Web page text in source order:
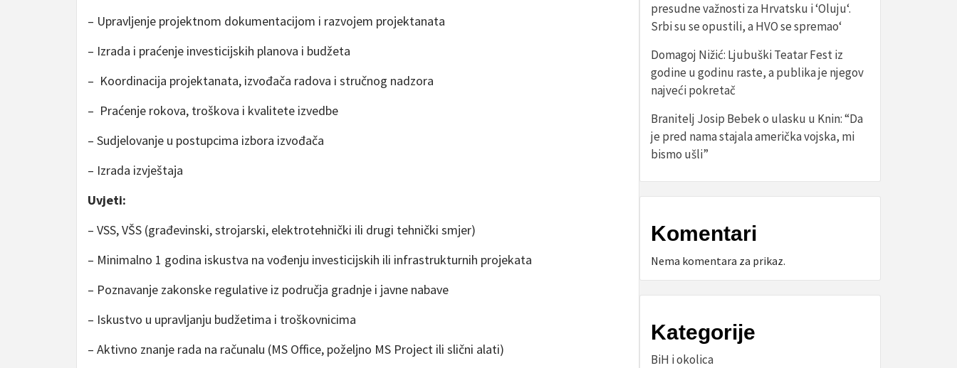
– Upravljenje projektnom dokumentacijom i razvojem projektanata
– Izrada i praćenje investicijskih planova i budžeta
– Koordinacija projektanata, izvođača radova i stručnog nadzora
– Praćenje rokova, troškova i kvalitete izvedbe
– Sudjelovanje u postupcima izbora izvođača
– Izrada izvještaja
Uvjeti:
– VSS, VŠS (građevinski, strojarski, elektrotehnički ili drugi tehnički smjer)
– Minimalno 1 godina iskustva na vođenju investicijskih ili infrastrukturnih projekata
– Poznavanje zakonske regulative iz područja gradnje i javne nabave
– Iskustvo u upravljanju budžetima i troškovnicima
– Aktivno znanje rada na računalu (MS Office, poželjno MS Project ili slični alati)
presudne važnosti za Hrvatsku i ‘Oluju‘.
Srbi su se opustili, a HVO se spremao‘
Domagoj Nižić: Ljubuški Teatar Fest iz
godine u godinu raste, a publika je njegov
najveći pokretač
Branitelj Josip Bebek o ulasku u Knin: “Da
je pred nama stajala američka vojska, mi
bismo ušli”
Komentari
Nema komentara za prikaz.
Kategorije
BiH i okolica